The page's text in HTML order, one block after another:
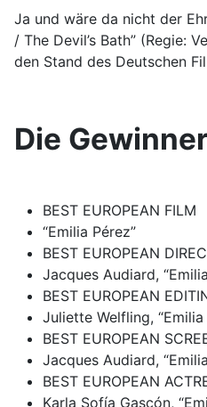
Ja und wäre da nicht der
/ The Devil’s Bath” (Regie:
den Stand des Deutschen
Die Gewinner
BEST EUROPEAN FILM
“Emilia Pérez”
BEST EUROPEAN
Jacques Audiard,
BEST EUROPEAN
Juliette Welfling, “Emilia
BEST EUROPEAN
Jacques Audiard,
BEST EUROPEAN
Karla Sofía Gascón,